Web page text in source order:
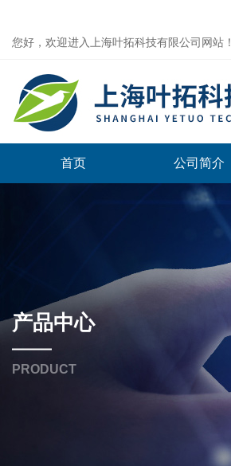
您好，欢迎进入上海叶拓科技有限公司网站！
首页 公司简介
产品中心
PRODUCT